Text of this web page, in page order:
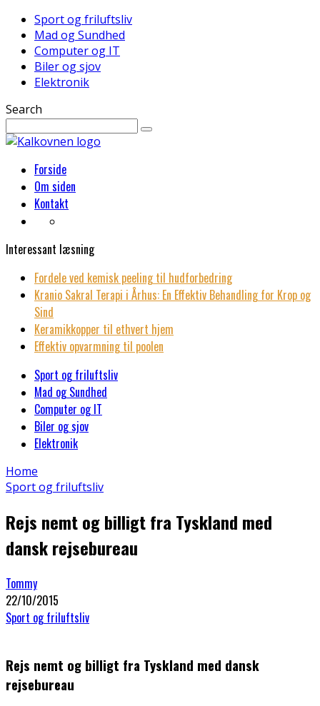
Sport og friluftsliv
Mad og Sundhed
Computer og IT
Biler og sjov
Elektronik
Search
Forside
Om siden
Kontakt
Interessant læsning
Fordele ved kemisk peeling til hudforbedring
Kranio Sakral Terapi i Århus: En Effektiv Behandling for Krop og
Sind
Keramikkopper til ethvert hjem
Effektiv opvarmning til poolen
Sport og friluftsliv
Mad og Sundhed
Computer og IT
Biler og sjov
Elektronik
Home
Sport og friluftsliv
Rejs nemt og billigt fra Tyskland med
dansk rejsebureau
Tommy
22/10/2015
Sport og friluftsliv
Rejs nemt og billigt fra Tyskland med dansk
rejsebureau